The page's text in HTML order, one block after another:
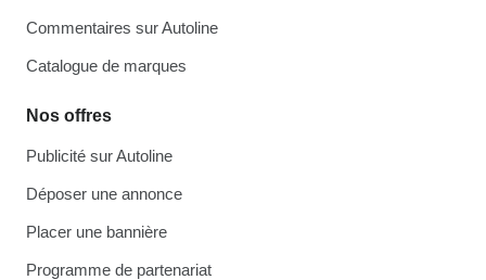
Commentaires sur Autoline
Catalogue de marques
Nos offres
Publicité sur Autoline
Déposer une annonce
Placer une bannière
Programme de partenariat